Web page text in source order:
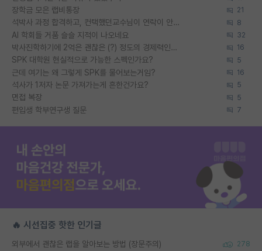
장학금 모은 랩비통장 21
석박사 과정 합격하고, 컨택했던교수님이 연락이 안됩니다... 8
AI 학회들 거품 슬슬 지적이 나오네요 32
박사진학하기에 2억은 괜찮은 (?) 정도의 경제력인가요 16
SPK 대학원 현실적으로 가능한 스펙인가요? 5
근데 여기는 왜 그렇게 SPK를 물어보는거임? 16
석사가 1저자 논문 가져가는게 흔한건가요? 5
면접 복장 5
편입생 학부연구생 질문 7
🔥 시선집중 핫한 인기글
외부에서 괜찮은 랩을 알아보는 방법 (장문주의) 278